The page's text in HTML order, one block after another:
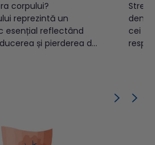
corpului?
reprezintă un
esențial reflectând
și pierderea de
fiziologic îngust
și 37,2°C,
cei
și în